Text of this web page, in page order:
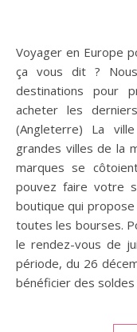
Voyager en Europe pour faire du shopping à moindre coût
ça vous dit ?
destinations pour
acheter les
(Angleterre) La
grandes villes de la
marques se
pouvez faire votre
boutique qui
toutes les bourses.
le rendez-vous de
période, du 26
bénéficier des soldes